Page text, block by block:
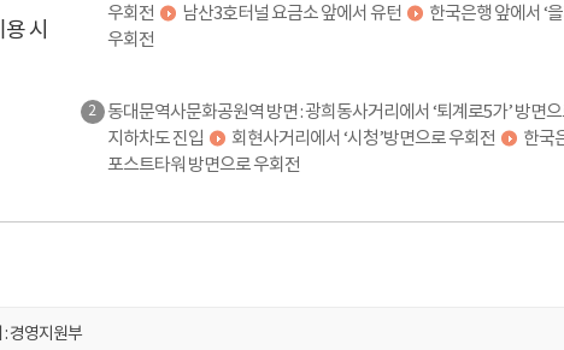
시
우회전
남산3호터널 요금소 앞에서 유턴 한국은행 앞에서 ‘
우회전
2 동대문역사문화공원역 방면 : 광희동사거리에서 ‘퇴계로5가’ 방면
지하차도 진입
회현사거리에서 ‘시청’방면으로 우회전
한국
포스트타워 방면으로 우회전
경영지원부